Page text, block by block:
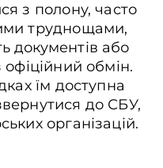
з полону, часто
труднощами,
документів або
офіційний обмін.
їм доступна
до СБУ,
організацій.